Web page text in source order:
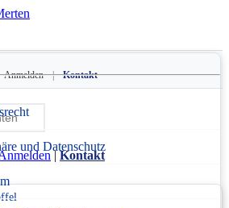
und Datenschutz
Anmelden | Kontakt
| Kontakt